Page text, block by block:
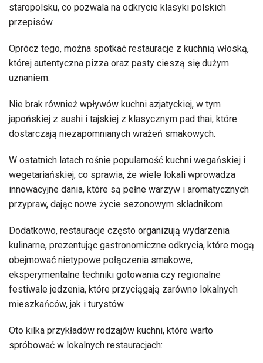
staropolsku, co pozwala na odkrycie klasyki polskich
przepisów.
Oprócz tego, można spotkać restauracje z kuchnią włoską,
której autentyczna pizza oraz pasty cieszą się dużym
uznaniem.
Nie brak również wpływów kuchni azjatyckiej, w tym
japońskiej z sushi i tajskiej z klasycznym pad thai, które
dostarczają niezapomnianych wrażeń smakowych.
W ostatnich latach rośnie popularność kuchni wegańskiej i
wegetariańskiej, co sprawia, że wiele lokali wprowadza
innowacyjne dania, które są pełne warzyw i aromatycznych
przypraw, dając nowe życie sezonowym składnikom.
Dodatkowo, restauracje często organizują wydarzenia
kulinarne, prezentując gastronomiczne odkrycia, które mogą
obejmować nietypowe połączenia smakowe,
eksperymentalne techniki gotowania czy regionalne
festiwale jedzenia, które przyciągają zarówno lokalnych
mieszkańców, jak i turystów.
Oto kilka przykładów rodzajów kuchni, które warto
spróbować w lokalnych restauracjach: